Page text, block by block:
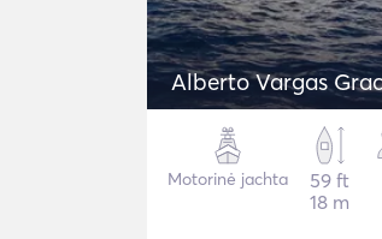
Alberto Vargas
Motorinė jachta
59 ft
18 m